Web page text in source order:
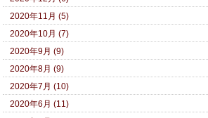
2020年11月 (5)
2020年10月 (7)
2020年9月 (9)
2020年8月 (9)
2020年7月 (10)
2020年6月 (11)